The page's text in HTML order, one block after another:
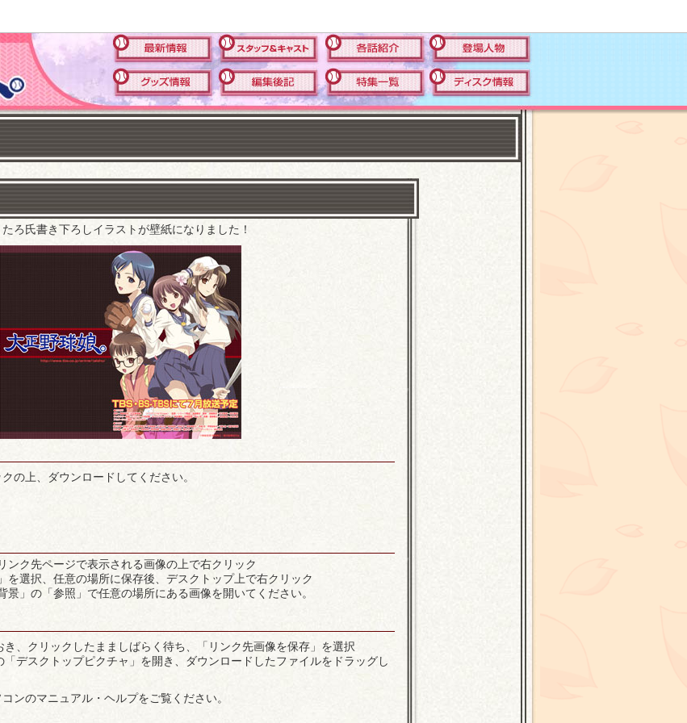
ろ氏書き下ろしイラストが壁紙になりました！
の上、ダウンロードしてください。
ンク先ページで表示される画像の上で右クリック
を選択、任意の場所に保存後、デスクトップ上で右クリック
景」の「参照」で任意の場所にある画像を開いてください。
、クリックしたまましばらく待ち、「リンク先画像を保存」を選択
デスクトップピクチャ」を開き、ダウンロードしたファイルをドラッグし
ンのマニュアル・ヘルプをご覧ください。